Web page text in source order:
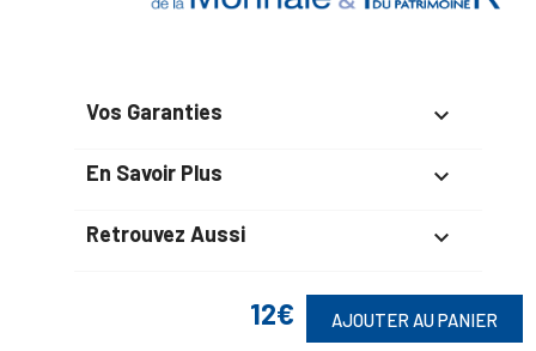
12€ AJOUTER AU PANIER
Vos Garanties 
En Savoir Plus 
Retrouvez Aussi 